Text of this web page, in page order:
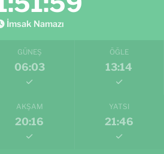
İmsak Namazı
GÜNEŞ
06:03
ÖĞLE
13:14
AKŞAM
20:16
YATSI
21:46